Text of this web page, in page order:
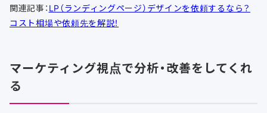
関連記事： LP（ランディングページ）デザインを依頼するなら？
コスト相場や依頼先を解説！
マーケティング視点で分析・改善をしてくれ
る